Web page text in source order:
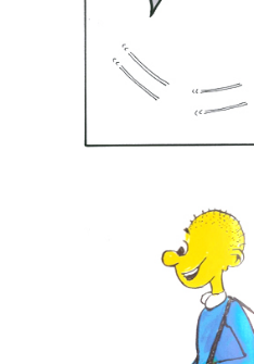
Ferruh Doğan
Ertan Türkmen
Fethi Gürcan Mermertaş
Gürcan Gürsel